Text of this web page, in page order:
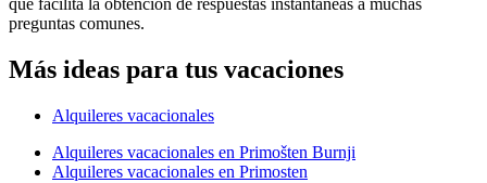
que facilita la obtención de respuestas instantáneas a muchas
preguntas comunes.
Más ideas para tus vacaciones
Alquileres vacacionales
Alquileres vacacionales en Primošten Burnji
Alquileres vacacionales en Primosten